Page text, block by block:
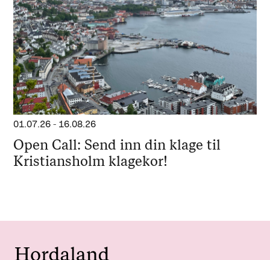
01.07.26 - 16.08.26
Open Call: Send inn din klage til
Kristiansholm klagekor!